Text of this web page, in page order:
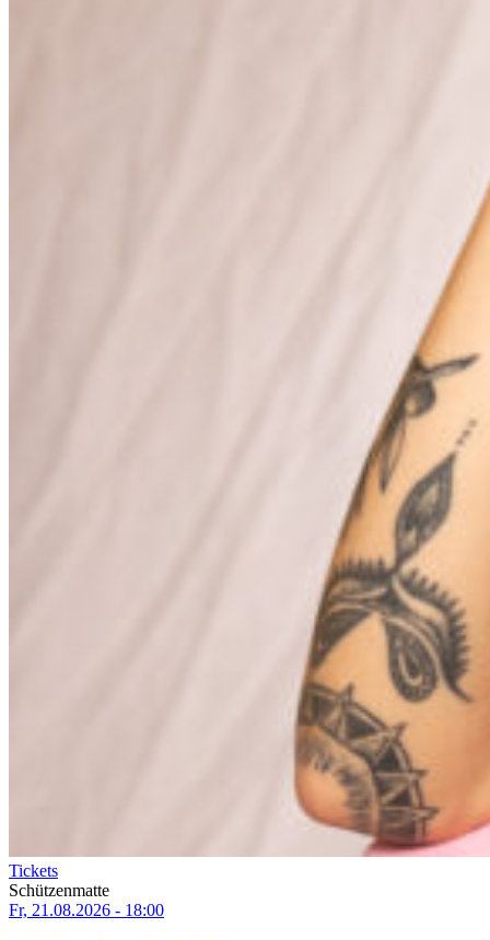
Tickets
Schützenmatte
Fr, 21.08.2026 - 18:00